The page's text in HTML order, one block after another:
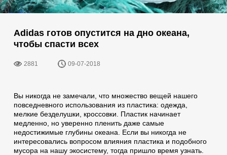
Adidas готов опустится на дно океана,
чтобы спасти всех
2881 09-07-2018
Вы никогда не замечали, что множество вещей нашего
повседневного использования из пластика: одежда,
мелкие безделушки, кроссовки. Пластик начинает
медленно, но уверенно пленить даже самые
недостижимые глубины океана. Если вы никогда не
интересовались вопросом влияния пластика и подобного
мусора на нашу экосистему, тогда пришло время узнать.